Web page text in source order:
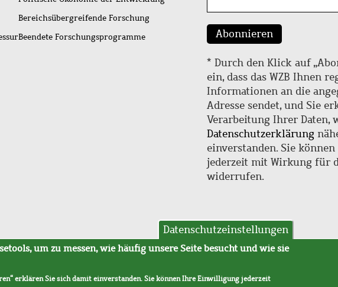
Bereichsübergreifende Forschung
Beendete Forschungsprogramme
Abonnieren
* Durch den Klick auf
ein, dass das WZB Ihnen
Informationen an die
Adresse sendet, und Sie
Verarbeitung Ihrer Daten,
Datenschutzerklärung
einverstanden. Sie
jederzeit mit Wirkung für
widerrufen.
ImpressumDatenschutzAVB
Datenschutzeinstellungen
um zu messen, wie häufig unsere Seite besucht und wie sie
erklären Sie sich damit einverstanden. Sie können Ihre Einwilligung jederzeit